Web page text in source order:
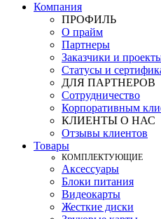
Компания
ПРОФИЛЬ
О прайм
Партнеры
Заказчики и
Статусы и
ДЛЯ ПАРТНЕРОВ
Сотрудничество
Корпоративным
КЛИЕНТЫ О НАС
Отзывы клиентов
Товары
КOМПЛЕКТУЮЩИЕ
Аксессуары
Блоки питания
Видеокарты
Жесткие диски